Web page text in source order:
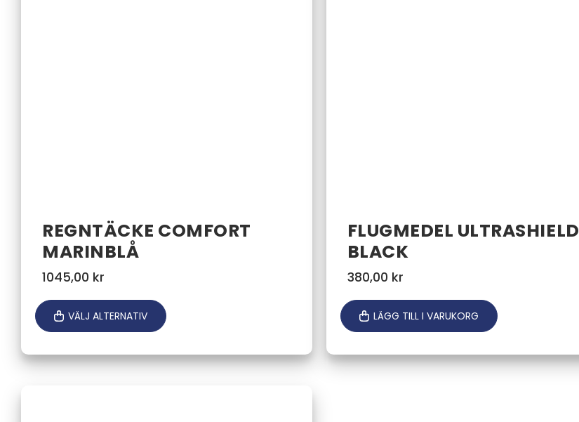
REGNTÄCKE COMFORT
MARINBLÅ
1045,00 kr
VÄLJ ALTERNATIV
FLUGMEDEL ULTRASHIELD
BLACK
380,00 kr
LÄGG TILL I VARUKORG